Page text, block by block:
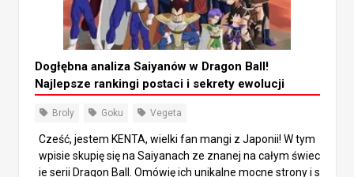
Dogłębna analiza Saiyanów w Dragon Ball!
Najlepsze rankingi postaci i sekrety ewolucji
Broly Goku Vegeta
Cześć, jestem KENTA, wielki fan mangi z Japonii! W tym
wpisie skupię się na Saiyanach ze znanej na całym świec
ie serii Dragon Ball. Omówię ich unikalne mocne strony i s